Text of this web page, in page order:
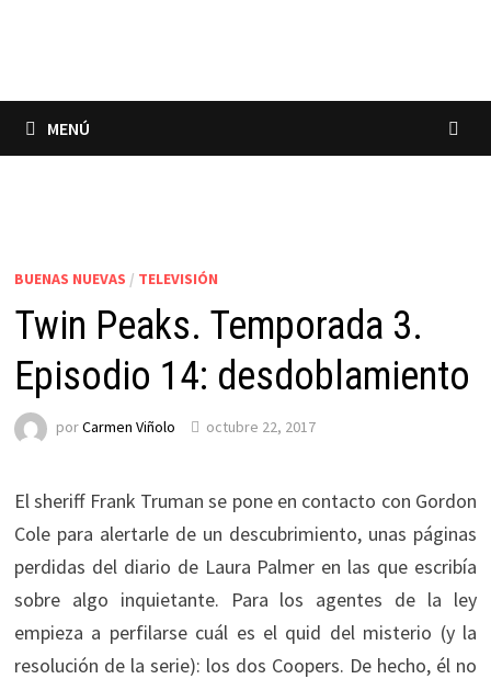
MENÚ
BUENAS NUEVAS / TELEVISIÓN
Twin Peaks. Temporada 3.
Episodio 14: desdoblamiento
porCarmen Viñolo octubre 22, 2017
El sheriff Frank Truman se pone en contacto con Gordon
Cole para alertarle de un descubrimiento, unas páginas
perdidas del diario de Laura Palmer en las que escribía
sobre algo inquietante. Para los agentes de la ley
empieza a perfilarse cuál es el quid del misterio (y la
resolución de la serie): los dos Coopers. De hecho, él no